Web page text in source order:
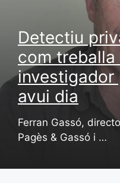
Detectiu
com
investigador
avui dia
Ferran Gassó,
Pagès & Gassó i …